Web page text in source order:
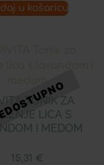
u košaricu
TONIK ZA
LICA S
I MEDOM
15,31 €